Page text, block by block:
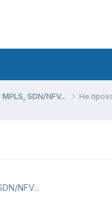
SDN/NFV... Не
NFV...